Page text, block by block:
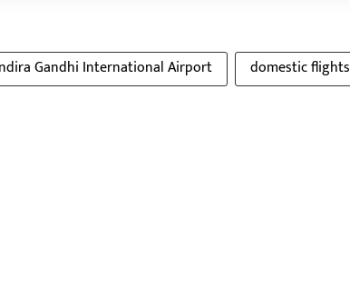
Gandhi International Airport domestic flights